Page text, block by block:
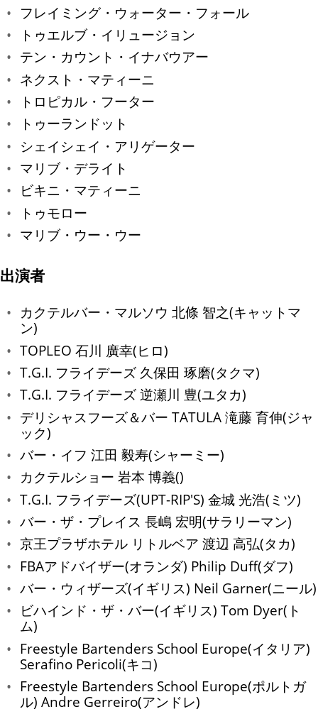
フレイミング・ウォーター・フォール
トゥエルブ・イリュージョン
テン・カウント・イナバウアー
ネクスト・マティーニ
トロピカル・フーター
トゥーランドット
シェイシェイ・アリゲーター
マリブ・デライト
ビキニ・マティーニ
トゥモロー
マリブ・ウー・ウー
出演者
カクテルバー・マルソウ 北條 智之(キャットマ
ン)
TOPLEO 石川 廣幸(ヒロ)
T.G.I. フライデーズ 久保田 琢磨(タクマ)
T.G.I. フライデーズ 逆瀬川 豊(ユタカ)
デリシャスフーズ＆バー TATULA 滝藤 育伸(ジャ
ック)
バー・イフ 江田 毅寿(シャーミー)
カクテルショー 岩本 博義()
T.G.I. フライデーズ(UPT-RIP'S) 金城 光浩(ミツ)
バー・ザ・プレイス 長嶋 宏明(サラリーマン)
京王プラザホテル リトルベア 渡辺 高弘(タカ)
FBAアドバイザー(オランダ) Philip Duff(ダフ)
バー・ウィザーズ(イギリス) Neil Garner(ニール)
ビハインド・ザ・バー(イギリス) Tom Dyer(ト
ム)
Freestyle Bartenders School Europe(イタリア)
Serafino Pericoli(キコ)
Freestyle Bartenders School Europe(ポルトガ
ル) Andre Gerreiro(アンドレ)